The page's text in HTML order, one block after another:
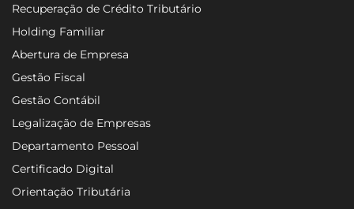
Recuperação de Crédito Tributário
Holding Familiar
Abertura de Empresa
Gestão Fiscal
Gestão Contábil
Legalização de Empresas
Departamento Pessoal
Certificado Digital
Orientação Tributária